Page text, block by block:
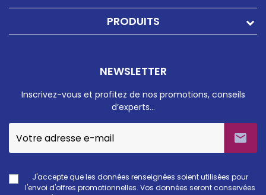
PRODUITS
NEWSLETTER
Inscrivez-vous et profitez de nos promotions, conseils
d’experts…

J'accepte que les données renseignées soient utilisées pour
l'envoi d'offres promotionnelles. Vos données seront conservées